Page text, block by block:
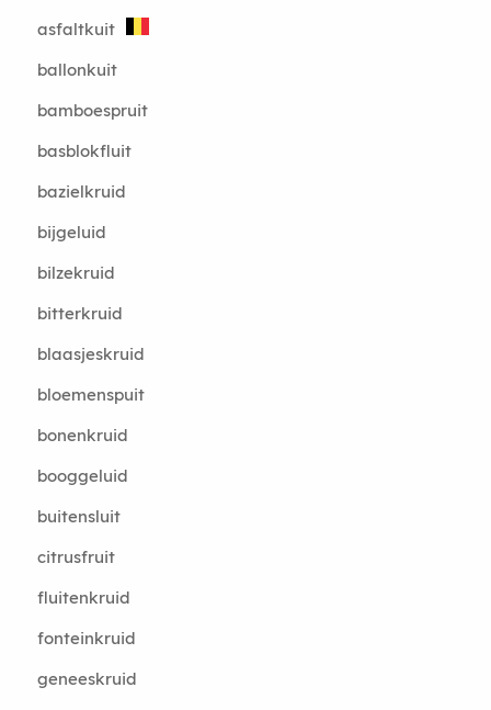
asfaltkuit
ballonkuit
bamboespruit
basblokfluit
bazielkruid
bijgeluid
bilzekruid
bitterkruid
blaasjeskruid
bloemenspuit
bonenkruid
booggeluid
buitensluit
citrusfruit
fluitenkruid
fonteinkruid
geneeskruid